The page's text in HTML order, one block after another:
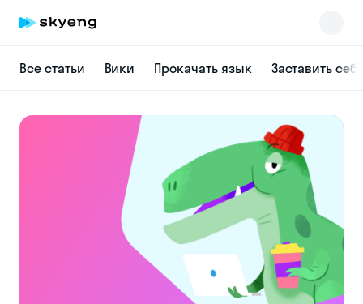
Все статьи Вики Прокачать язык Заставить